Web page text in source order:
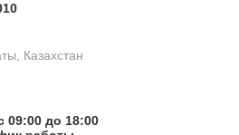
Казахстан
09:00 до 18:00